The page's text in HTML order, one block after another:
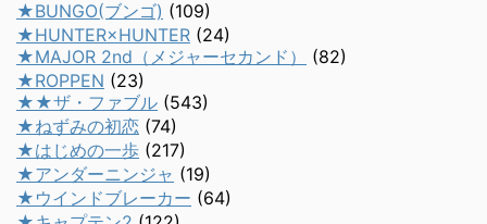
★BUNGO(ブンゴ) (109)
★HUNTER×HUNTER (24)
★MAJOR 2nd（メジャーセカンド）
(82)
★ROPPEN (23)
★★ザ・ファブル (543)
★ねずみの初恋 (74)
★はじめの一歩 (217)
★アンダーニンジャ (19)
★ウインドブレーカー (64)